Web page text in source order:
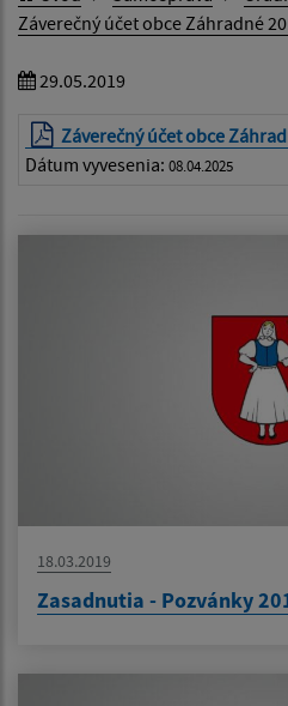
Záverečný účet obce Záhradné
29.05.2019
Záverečný účet obce
Dátum vyvesenia: 08.04.2025
18.03.2019
Zasadnutia - Pozvánky